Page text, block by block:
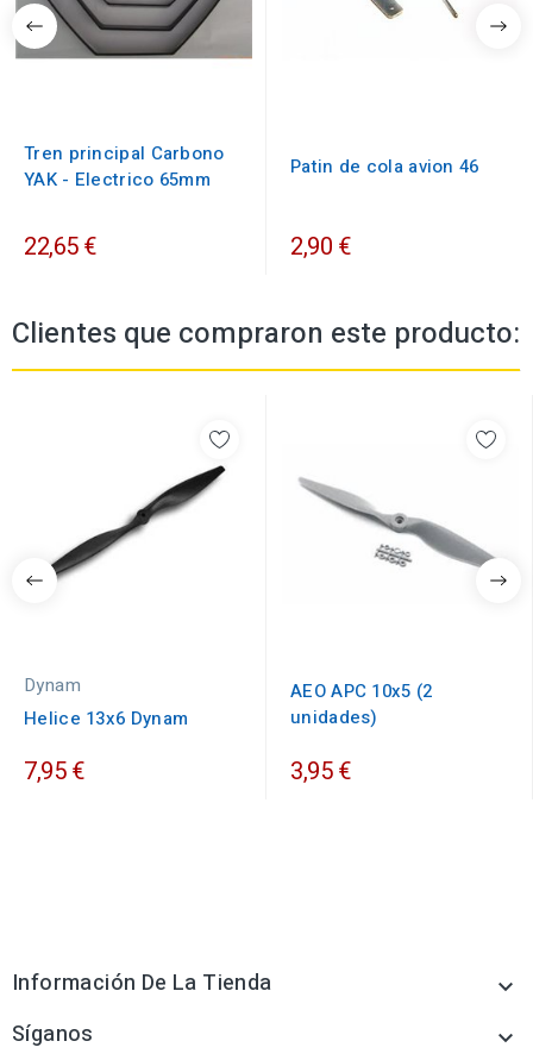
Tren principal Carbono
YAK - Electrico 65mm
22,65 €
Patin de cola avion 46
2,90 €
Clientes que compraron este producto:
Dynam
Helice 13x6 Dynam
7,95 €
AEO APC 10x5 (2
unidades)
3,95 €
Información De La Tienda 
Síganos 